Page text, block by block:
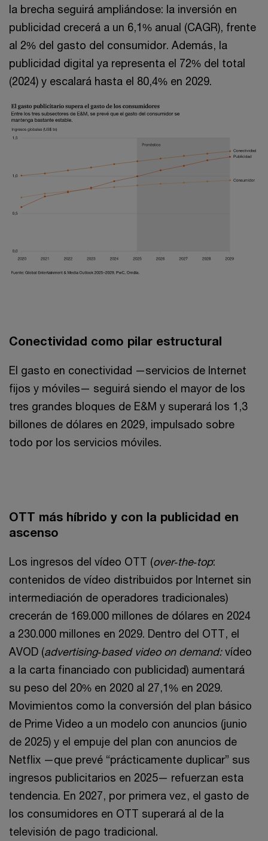
la brecha seguirá ampliándose: la inversión en
publicidad crecerá a un 6,1% anual (CAGR), frente
al 2% del gasto del consumidor. Además, la
publicidad digital ya representa el 72% del total
(2024) y escalará hasta el 80,4% en 2029.
Conectividad como pilar estructural
El gasto en conectividad —servicios de Internet
fijos y móviles— seguirá siendo el mayor de los
tres grandes bloques de E&M y superará los 1,3
billones de dólares en 2029, impulsado sobre
todo por los servicios móviles.
OTT más híbrido y con la publicidad en
ascenso
Los ingresos del vídeo OTT (over‑the‑top:
contenidos de vídeo distribuidos por Internet sin
intermediación de operadores tradicionales)
crecerán de 169.000 millones de dólares en 2024
a 230.000 millones en 2029. Dentro del OTT, el
AVOD (advertising‑based video on demand:vídeo
a la carta financiado con publicidad) aumentará
su peso del 20% en 2020 al 27,1% en 2029.
Movimientos como la conversión del plan básico
de Prime Video a un modelo con anuncios (junio
de 2025) y el empuje del plan con anuncios de
Netflix —que prevé “prácticamente duplicar” sus
ingresos publicitarios en 2025— refuerzan esta
tendencia. En 2027, por primera vez, el gasto de
los consumidores en OTT superará al de la
televisión de pago tradicional.